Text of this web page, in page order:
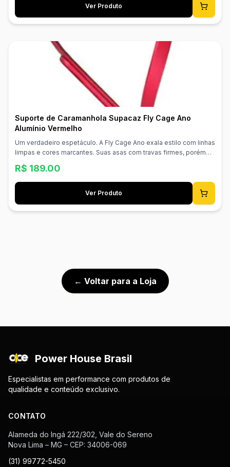
Ver Produto
Suporte de Caramanhola Supacaz Fly Cage Ano
Alumínio Vermelho
Um verdadeiro espetáculo. A Fly Cage Ano exala estilo com linhas
limpas e cores marcantes. Suas asas com travas firmes, porém
acessíveis, ultraleves e com acabamento deslumbrante fazem
desta obra-prima em alumínio 100% anodizado o nosso suporte
mais vendido. 100% Alumínio Anodizado Asas com Trava Firme
Aprovado para Estrada/MTB Superleve e Durável Material:
Alumínio Peso: 18g
R$ 189.00
Ver Produto
← Voltar para a Loja
Power House Brasil
Especialistas em performance com produtos de
qualidade e conteúdo exclusivo.
CONTATO
Alameda do Ingá 222/302, Vale do Sereno
Nova Lima – MG – CEP: 34006-069
(31) 99772-5450